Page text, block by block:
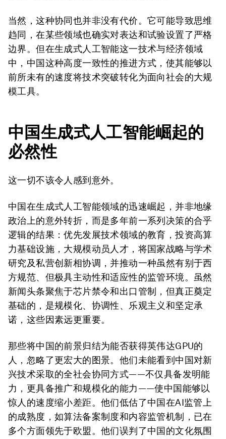
当然，这种协同也并非没有代价。它可能导致思维
趋同，在某些领域也确实对表达和试验设置了严格
边界。但在生成式人工智能这一技术与经济领域
中，中国这种高度一致性的推进方式，使其能够以
前所未有的速度将技术突破转化为面向社会的大规
模工具。
中国生成式人工智能崛起的
必然性
这一切不该令人感到意外。
中国在生成式人工智能领域的迅速崛起，并非地缘
政治上的意外转折，而是多年前一系列决策的合乎
逻辑的结果：优先发展技术领域的教育，投资高算
力基础设施，大规模动员人才，将国家战略与学术
研究及私营创新相协调，并推动一种虽然有别于西
方规范、但极具主动性和适应性的监管环境。虽然
新闻头条聚焦于芯片禁令和出口管制，但真正奠定
基础的，是规模化、协调性、乐观主义和坚定承
诺，这些因素远更重要。
那些将中国的前景归结为能否获得英伟达GPU的
人，忽略了更宏大的图景。他们未能看到中国对新
兴技术采取的全社会协同方式——不仅具备发明能
力，更具备推广和规模化的能力——使中国能够以
惊人的速度缩小差距。他们低估了中国在AI监管上
的成熟度，如算法备案制度和内容监管机制，已在
多个方面领先于欧盟。他们误判了中国的文化氛围